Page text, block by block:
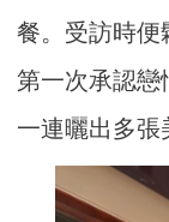
餐。受訪時便
第一次承認戀
一連曬出多張